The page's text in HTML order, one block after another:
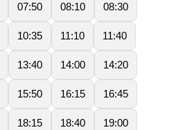
07:50 08:10 08:30
10:35 11:10 11:40
13:40 14:00 14:20
15:50 16:15 16:45
18:15 18:40 19:00